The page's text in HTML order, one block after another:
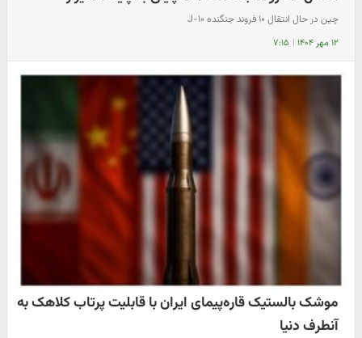
چین در حال انتقال ۱۰ فروند جنگنده J-۱۰
۱۲ مهر ۱۴۰۴ | ۷:۱۵
موشک بالستیک قاره‌پیمای ایران با قابلیت پرتاب کلاهک به
آنطرف دنیا